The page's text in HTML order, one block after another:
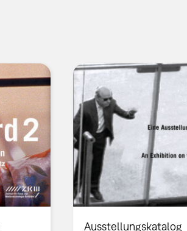
Ausstellungskatalog